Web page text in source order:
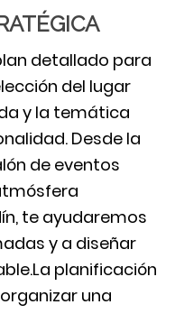
detallado para
del lugar
y la temática
Desde la
de eventos
te ayudaremos
y a diseñar
planificación
una